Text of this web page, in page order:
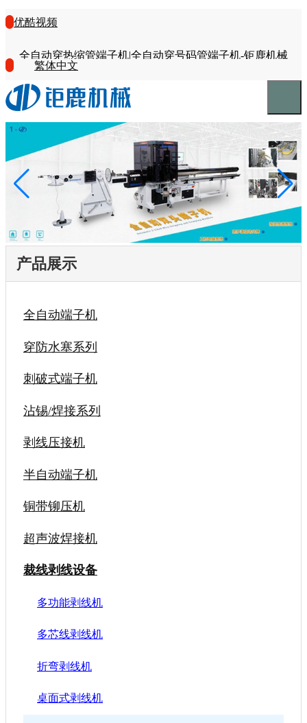
优酷视频
全自动穿热缩管端子机|全自动穿号码管端子机-钜鹿机械
繁体中文
产品展示
全自动端子机
穿防水塞系列
刺破式端子机
沾锡/焊接系列
剥线压接机
半自动端子机
铜带铆压机
超声波焊接机
裁线剥线设备
多功能剥线机
多芯线剥线机
折弯剥线机
桌面式剥线机